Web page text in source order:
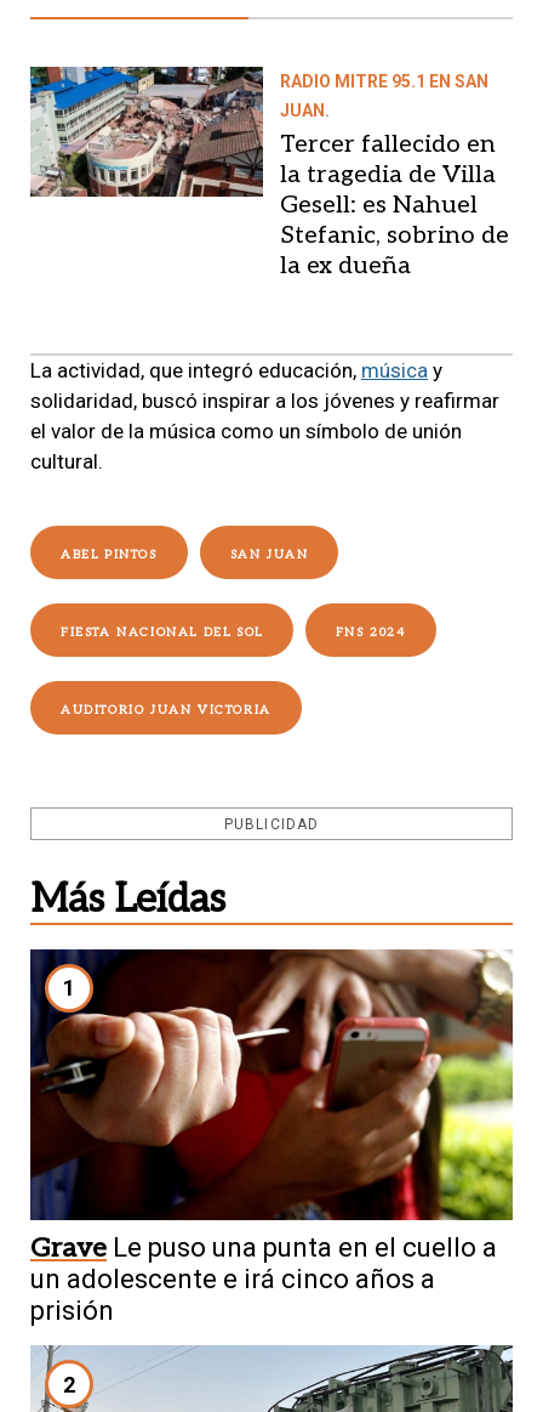
RADIO MITRE 95.1 EN SAN
JUAN.
Tercer fallecido en
la tragedia de Villa
Gesell: es Nahuel
Stefanic, sobrino de
la ex dueña
La actividad, que integró educación, música y
solidaridad, buscó inspirar a los jóvenes y reafirmar
el valor de la música como un símbolo de unión
cultural.
ABEL PINTOS SAN JUAN
FIESTA NACIONAL DEL SOL FNS 2024
AUDITORIO JUAN VICTORIA
PUBLICIDAD
Más Leídas
1
Grave Le puso una punta en el cuello a
un adolescente e irá cinco años a
prisión
2